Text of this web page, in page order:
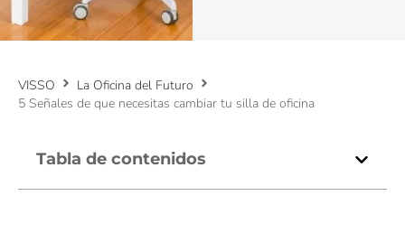
VISSO
La Oficina del Futuro
5 Señales de que necesitas cambiar tu silla de oficina
Tabla de contenidos